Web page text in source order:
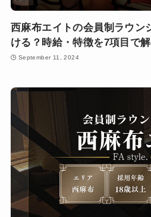
西麻布エイトの会員制ラウン
ける？時給・特徴を7項目で
September 11, 2024